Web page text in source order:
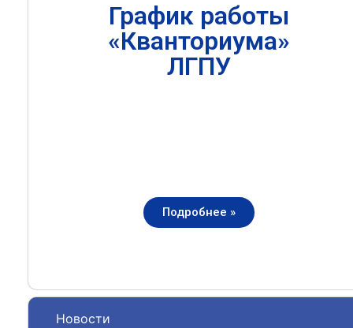
Новости
График работы
«Кванториума»
ЛГПУ
Подробнее »